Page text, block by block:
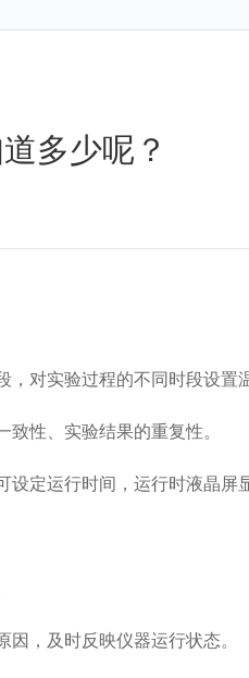
多少呢？
实验过程的不同时段设置
性、实验结果的重复性。
定运行时间，运行时液晶屏
，及时反映仪器运行状态。